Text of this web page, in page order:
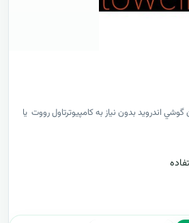
اندرويد بدون نياز به کامپيوترتاول رووت يا